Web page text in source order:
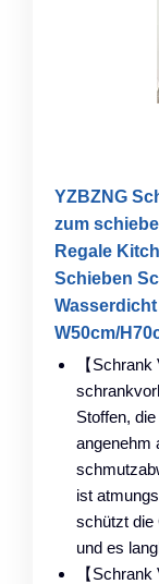
YZBZNG
zum
Regale
Schieben
W50cm/
【
Stoffen,
angenehm
ist
schützt die
und es
【